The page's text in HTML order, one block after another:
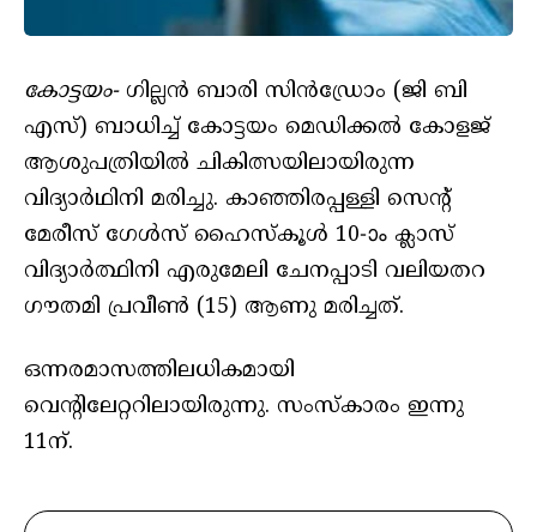
കോട്ടയം-ഗില്ലൻ ബാരി സിൻഡ്രോം (ജി ബി
എസ്) ബാധിച്ച് കോട്ടയം മെഡിക്കൽ കോളജ്
ആശുപത്രിയിൽ ചികിത്സയിലായിരുന്ന
വിദ്യാർഥിനി മരിച്ചു. കാഞ്ഞിരപ്പള്ളി സെൻ്റ്
മേരീസ് ഗേൾസ് ഹൈസ്‌കൂൾ 10-ാം ക്ലാസ്
വിദ്യാർത്ഥിനി എരുമേലി ചേനപ്പാടി വലിയതറ
ഗൗതമി പ്രവീൺ (15) ആണു മരിച്ചത്.
ഒന്നരമാസത്തിലധികമായി
വെന്റിലേറ്ററിലായിരുന്നു. സംസ്കാരം ഇന്നു
11ന്.